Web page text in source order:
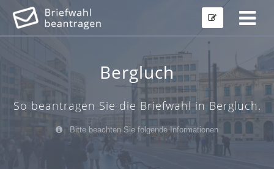
Bergluch
So beantragen Sie die Briefwahl in Bergluch.
Bitte beachten Sie folgende Informationen